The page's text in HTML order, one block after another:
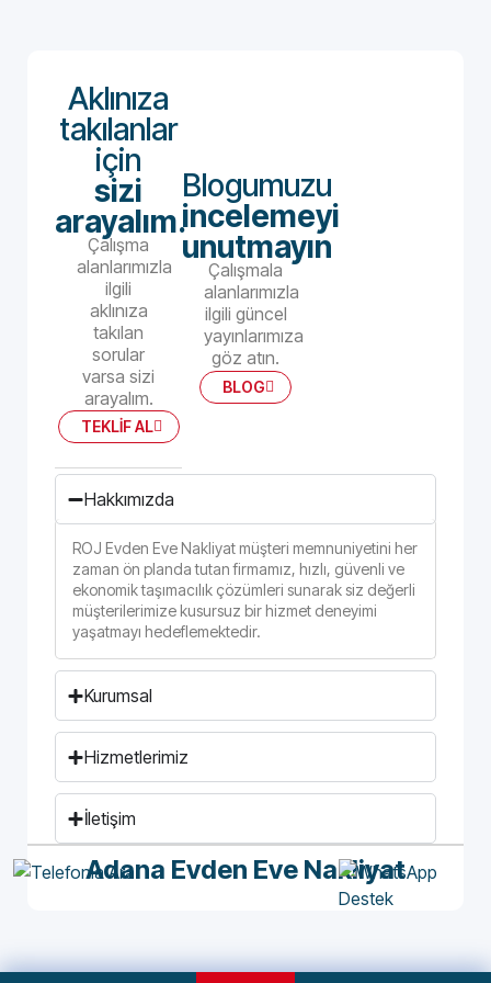
Aklınıza
takılanlar
için
sizi
arayalım.
Çalışma
alanlarımızla
ilgili
aklınıza
takılan
sorular
varsa sizi
arayalım.
TEKLİF AL
Blogumuzu
incelemeyi
unutmayın
Çalışmala
alanlarımızla
ilgili güncel
yayınlarımıza
göz atın.
BLOG
Hakkımızda
ROJ Evden Eve Nakliyat müşteri memnuniyetini her
zaman ön planda tutan firmamız, hızlı, güvenli ve
ekonomik taşımacılık çözümleri sunarak siz değerli
müşterilerimize kusursuz bir hizmet deneyimi
yaşatmayı hedeflemektedir.
Kurumsal
Hizmetlerimiz
İletişim
Adana Evden Eve Nakliyat